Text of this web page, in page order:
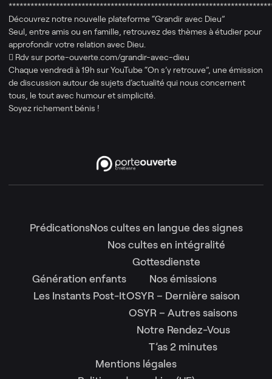
Découvrez notre nouvelle plateforme “Grandir avec Dieu”
Seul, entre amis ou en famille, retrouvez des thèmes à étudier pour
approfondir votre relation avec Dieu.
 Rdv sur porte-ouverte.com/grandir-avec-dieu
Chaque vendredi à 19h sur YouTube “On s’y retrouve”, une émission
de discussion autour de sujets d’actualité qui nous concernent
tous, le tout avec humour et simplicité.
Soyez richement bénis !
PrédicationsNos cultes en langue des signes
Nos cultes en intégralité
Gottesdienste
Génération enfants
Les Instants Post-It
Nos émissions
OSYR – Dernière saison
OSYR – Autres saisons
Notre Rendez-Vous
T’as 2 minutes
Mentions légales